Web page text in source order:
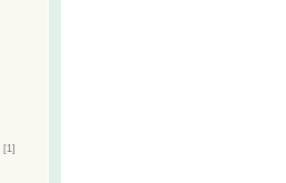
[1]